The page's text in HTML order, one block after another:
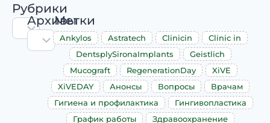
Рубрики
Архивы
Метки
Ankylos Astratech Clinicin
Clinic in
DentsplySironaImplants
Geistlich
Mucograft
RegenerationDay
XiVE
XiVEDAY
Анонсы Вопросы
Врачам
Гигиена и профилактика
Гингивопластика
График работы
Здравоохранение